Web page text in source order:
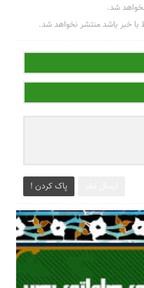
شد.
با خبر باشد منتشر نخواهد شد.
پاک کردن !